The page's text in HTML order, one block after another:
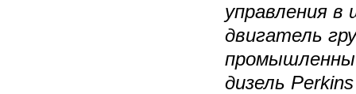
управления
двигатель
дизель